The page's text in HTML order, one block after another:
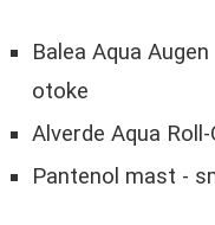
Balea Aqua
otoke
Alverde Aqua
Pantenol mast -